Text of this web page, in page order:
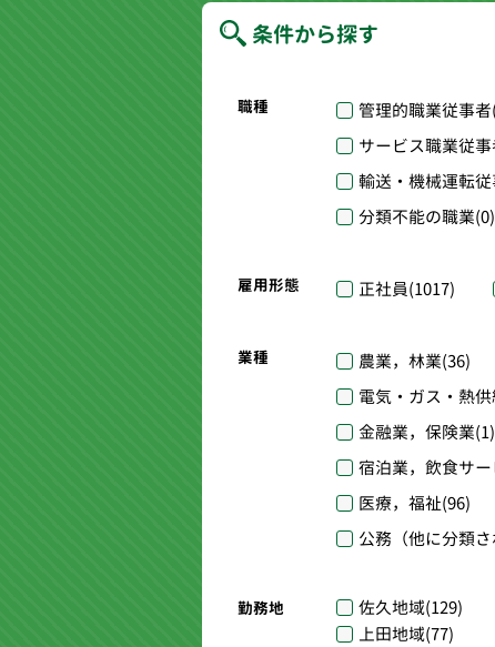
条件から探す
職種 管理的職業従事者
サービス職業従事
輸送・機械運転
分類不能の職業(0)
雇用形態 正社員(1017)
業種 農業，林業(36)
電気・ガス・熱
金融業，保険業(1)
宿泊業，飲食サ
医療，福祉(96)
公務（他に分類さ
勤務地 佐久地域(129)
上田地域(77)